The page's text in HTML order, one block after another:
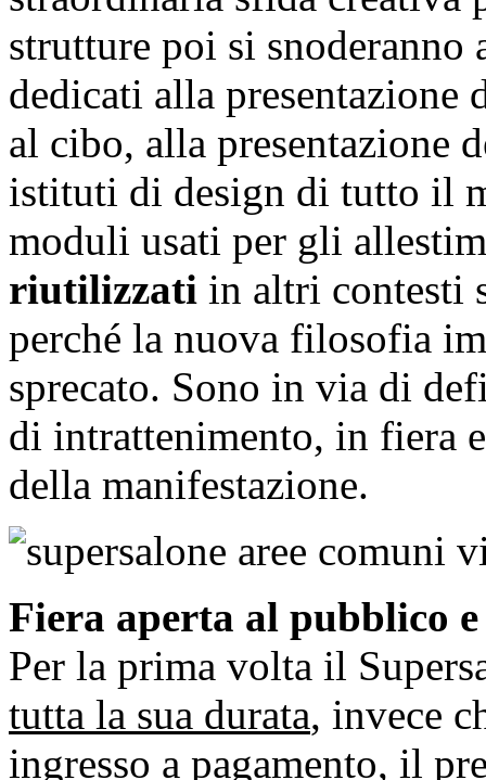
strutture poi si
dedicati alla
al cibo, alla presentazione
istituti di design di tutto il
moduli usati per gli
riutilizzati in altri contesti
perché la nuova filosofia
sprecato. Sono in via di
di intrattenimento, in fiera
della manifestazione.
Fiera aperta al pubblico
Per la prima volta il
tutta la sua durata, invece
ingresso a pagamento, il